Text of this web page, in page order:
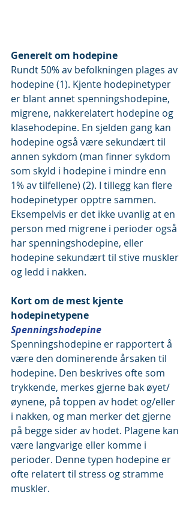
Generelt om hodepine
Rundt 50% av befolkningen plages av
hodepine (1). Kjente hodepinetyper
er blant annet spenningshodepine,
migrene, nakkerelatert hodepine og
klasehodepine. En sjelden gang kan
hodepine også være sekundært til
annen sykdom (man finner sykdom
som skyld i hodepine i mindre enn
1% av tilfellene) (2). I tillegg kan flere
hodepinetyper opptre sammen.
Eksempelvis er det ikke uvanlig at en
person med migrene i perioder også
har spenningshodepine, eller
hodepine sekundært til stive muskler
og ledd i nakken.
Kort om de mest kjente
hodepinetypene
Spenningshodepine
Spenningshodepine er rapportert å
være den dominerende årsaken til
hodepine. Den beskrives ofte som
trykkende, merkes gjerne bak øyet/
øynene, på toppen av hodet og/eller
i nakken, og man merker det gjerne
på begge sider av hodet. Plagene kan
være langvarige eller komme i
perioder. Denne typen hodepine er
ofte relatert til stress og stramme
muskler.